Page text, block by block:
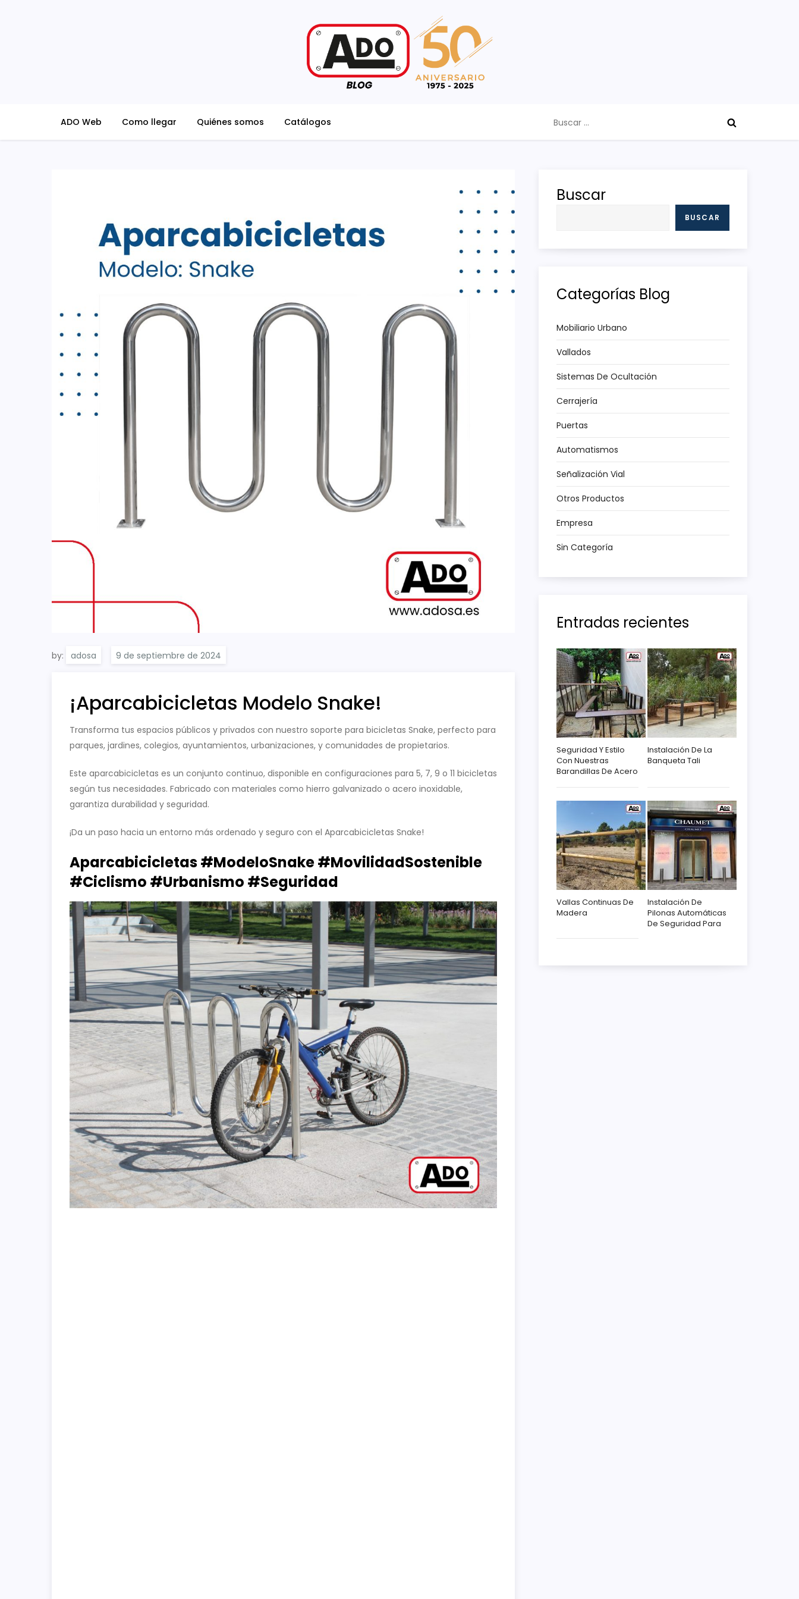
ADO Web Como llegar Quiénes somos Catálogos
by: adosa
¡Aparcabicicletas Modelo Snake!
Transforma tus espacios públicos y privados con nuestro soporte para bicicletas Snake, perfecto para
parques, jardines, colegios, ayuntamientos, urbanizaciones, y comunidades de propietarios.
Este aparcabicicletas es un conjunto continuo, disponible en configuraciones para 5, 7, 9 o 11 bicicletas
según tus necesidades. Fabricado con materiales como hierro galvanizado o acero inoxidable,
garantiza durabilidad y seguridad.
¡Da un paso hacia un entorno más ordenado y seguro con el Aparcabicicletas Snake!
Aparcabicicletas #ModeloSnake #MovilidadSostenible
#Ciclismo #Urbanismo #Seguridad
Buscar
BUSCAR
Categorías Blog
Mobiliario Urbano
Vallados
Sistemas De Ocultación
Cerrajería
Puertas
Automatismos
Señalización Vial
Otros Productos
Empresa
Sin Categoría
Entradas recientes
Seguridad Y Estilo
Con Nuestras
Barandillas De Acero
Instalación De La
Banqueta Tali
Vallas Continuas De
Madera
Instalación De
Pilonas Automáticas
De Seguridad Para